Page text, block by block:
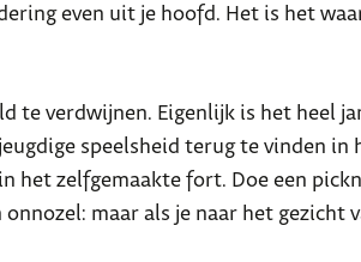
even uit je hoofd. Het is het
verdwijnen. Eigenlijk is het heel
speelsheid terug te vinden
zelfgemaakte fort. Doe een
maar als je naar het